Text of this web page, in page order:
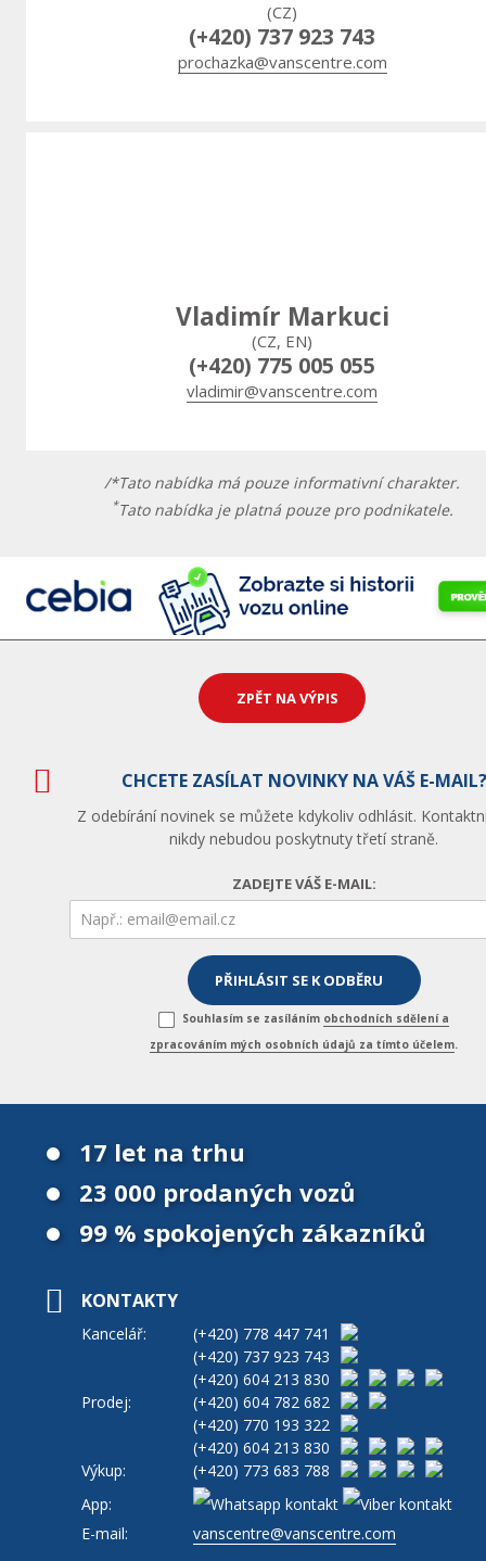
(CZ)
(+420) 737 923 743
prochazka@vanscentre.com
Vladimír Markuci
(CZ, EN)
(+420) 775 005 055
vladimir@vanscentre.com
/*Tato nabídka má pouze informativní charakter.
*Tato nabídka je platná pouze pro podnikatele.
ZPĚT NA VÝPIS
CHCETE ZASÍLAT NOVINKY NA VÁŠ E-MAIL?
Z odebírání novinek se můžete kdykoliv odhlásit.
nikdy nebudou poskytnuty třetí straně.
ZADEJTE VÁŠ E-MAIL:
Souhlasím se zasíláním obchodních sdělení a
zpracováním mých osobních údajů za tímto účelem.
17 let na trhu
23 000 prodaných vozů
99 % spokojených zákazníků
KONTAKTY
Kancelář: (+420) 778 447 741
(+420) 737 923 743
(+420) 604 213 830
Prodej:
(+420) 604 782 682
(+420) 770 193 322
(+420) 604 213 830
Výkup:
(+420) 773 683 788
App:
E-mail:
vanscentre@vanscentre.com